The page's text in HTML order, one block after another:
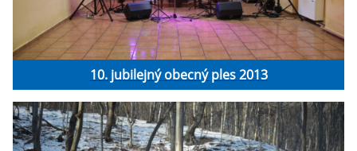
10. jubilejný obecný ples 2013